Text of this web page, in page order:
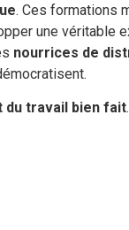
. Ces formations
une véritable
nourrices de
du travail bien fait